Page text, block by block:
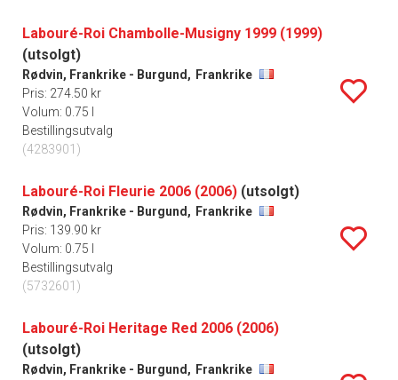
Labouré-Roi Chambolle-Musigny 1999 (1999)
(utsolgt)
Rødvin, Frankrike - Burgund, Frankrike
Pris: 274.50 kr
Volum: 0.75 l
Bestillingsutvalg
(4283901)
Labouré-Roi Fleurie 2006 (2006) (utsolgt)
Rødvin, Frankrike - Burgund, Frankrike
Pris: 139.90 kr
Volum: 0.75 l
Bestillingsutvalg
(5732601)
Labouré-Roi Heritage Red 2006 (2006)
(utsolgt)
Rødvin, Frankrike - Burgund, Frankrike